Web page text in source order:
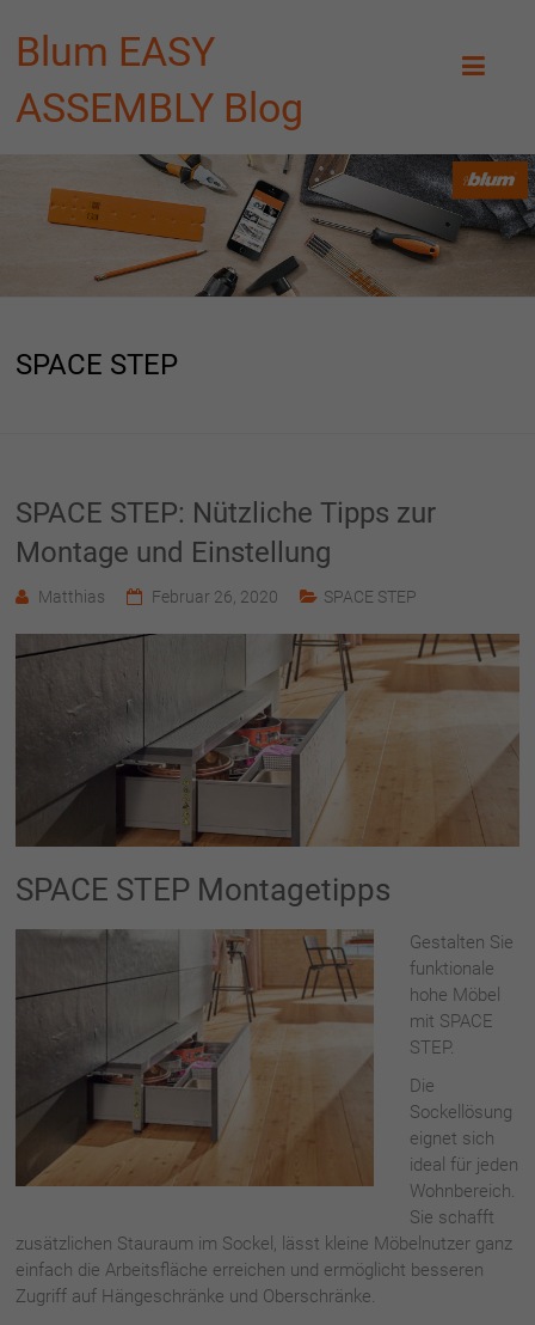
Blum EASY
ASSEMBLY Blog
SPACE STEP
SPACE STEP: Nützliche Tipps zur
Montage und Einstellung
Matthias Februar 26, 2020 SPACE STEP
SPACE STEP Montagetipps
Gestalten Sie
funktionale
hohe Möbel
mit SPACE
STEP.
Die
Sockellösung
eignet sich
ideal für jeden
Wohnbereich.
Sie schafft
zusätzlichen Stauraum im Sockel, lässt kleine Möbelnutzer ganz
einfach die Arbeitsfläche erreichen und ermöglicht besseren
Zugriff auf Hängeschränke und Oberschränke.